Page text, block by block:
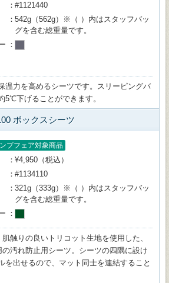
#1121440
542g（562g）※（ ）内はスタッフバッ
グを含む総重量です。
温力を高めるシーツです。スリーピングバ
5℃下げることができます。
ボックスシーツ
プフェア対象商品
¥4,950（税込）
#1134110
321g（333g）※（ ）内はスタッフバッ
グを含む総重量です。
肌触りの良いトリコット生地を使用した、
汚れ防止用シーツ。シーツの四隅に設け
を出せるので、マット同士を連結すること